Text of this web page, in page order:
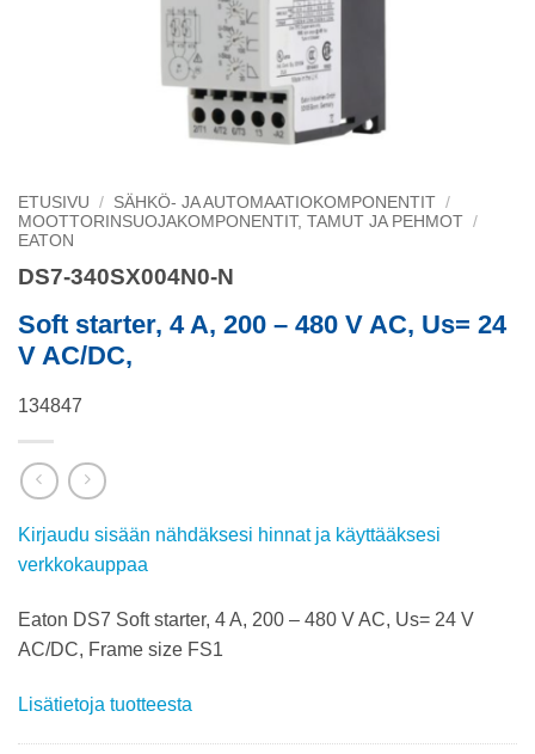
ETUSIVU / SÄHKÖ- JA AUTOMAATIOKOMPONENTIT /
MOOTTORINSUOJAKOMPONENTIT, TAMUT JA PEHMOT /
EATON
DS7-340SX004N0-N
Soft starter, 4 A, 200 – 480 V AC, Us= 24
V AC/DC,
134847
Kirjaudu sisään nähdäksesi hinnat ja käyttääksesi
verkkokauppaa
Eaton DS7 Soft starter, 4 A, 200 – 480 V AC, Us= 24 V
AC/DC, Frame size FS1
Lisätietoja tuotteesta